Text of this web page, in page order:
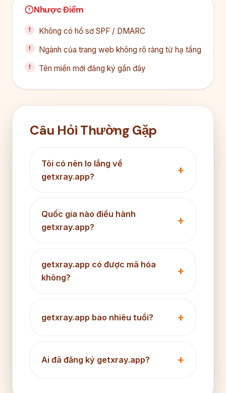
Nhược Điểm
Không có hồ sơ SPF / DMARC
Ngành của trang web không rõ ràng từ hạ tầng
Tên miền mới đăng ký gần đây
Câu Hỏi Thường Gặp
Tôi có nên lo lắng về
getxray.app?
Quốc gia nào điều hành
getxray.app?
getxray.app có được mã hóa
không?
getxray.app bao nhiêu tuổi?
Ai đã đăng ký getxray.app?